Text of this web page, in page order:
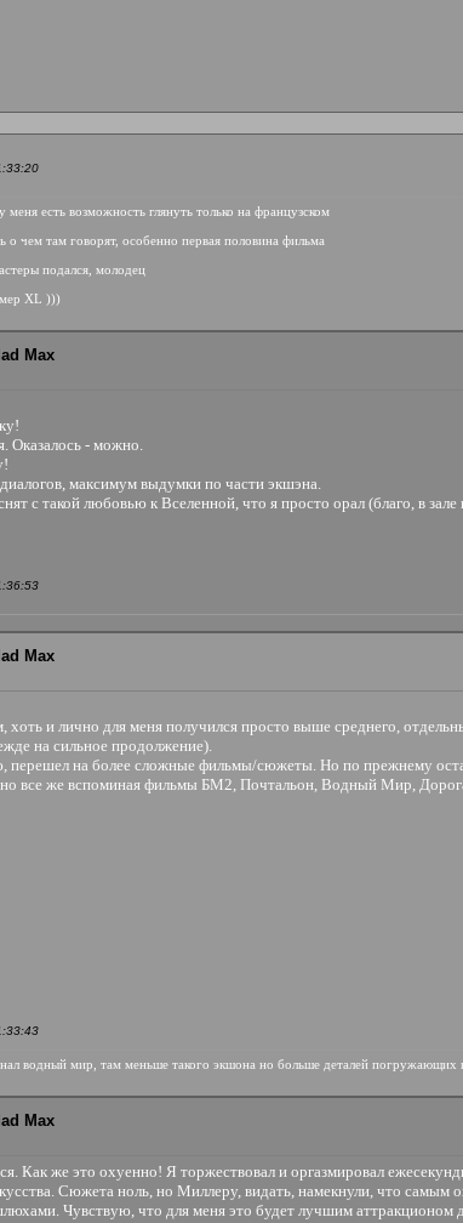
есть возможность глянуть только на французском
чем там говорят, особенно первая половина фильма
подался, молодец
XL )))
Max
Оказалось - можно.
максимум выдумки по части экшэна.
с такой любовью к Вселенной, что я просто орал (благо, в
Max
и лично для меня получился просто выше среднего,
на сильное продолжение).
перешел на более сложные фильмы/сюжеты. Но по прежнему
все же вспоминая фильмы БМ2, Почтальон, Водный Мир,
водный мир, там меньше такого экшона но больше деталей погружающих
Max
Как же это охуенно! Я торжествовал и оргазмировал
Сюжета ноль, но Миллеру, видать, намекнули, что самым
Чувствую, что для меня это будет лучшим аттракционом